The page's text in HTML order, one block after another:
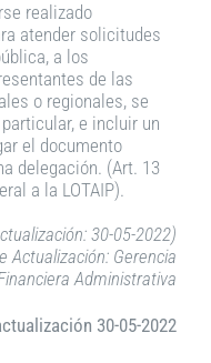
realizado
atender solicitudes
a los
de las
o regionales, se
e incluir un
el documento
delegación. (Art. 13
a la LOTAIP).
30-05-2022)
Actualización: Gerencia
Administrativa
30-05-2022